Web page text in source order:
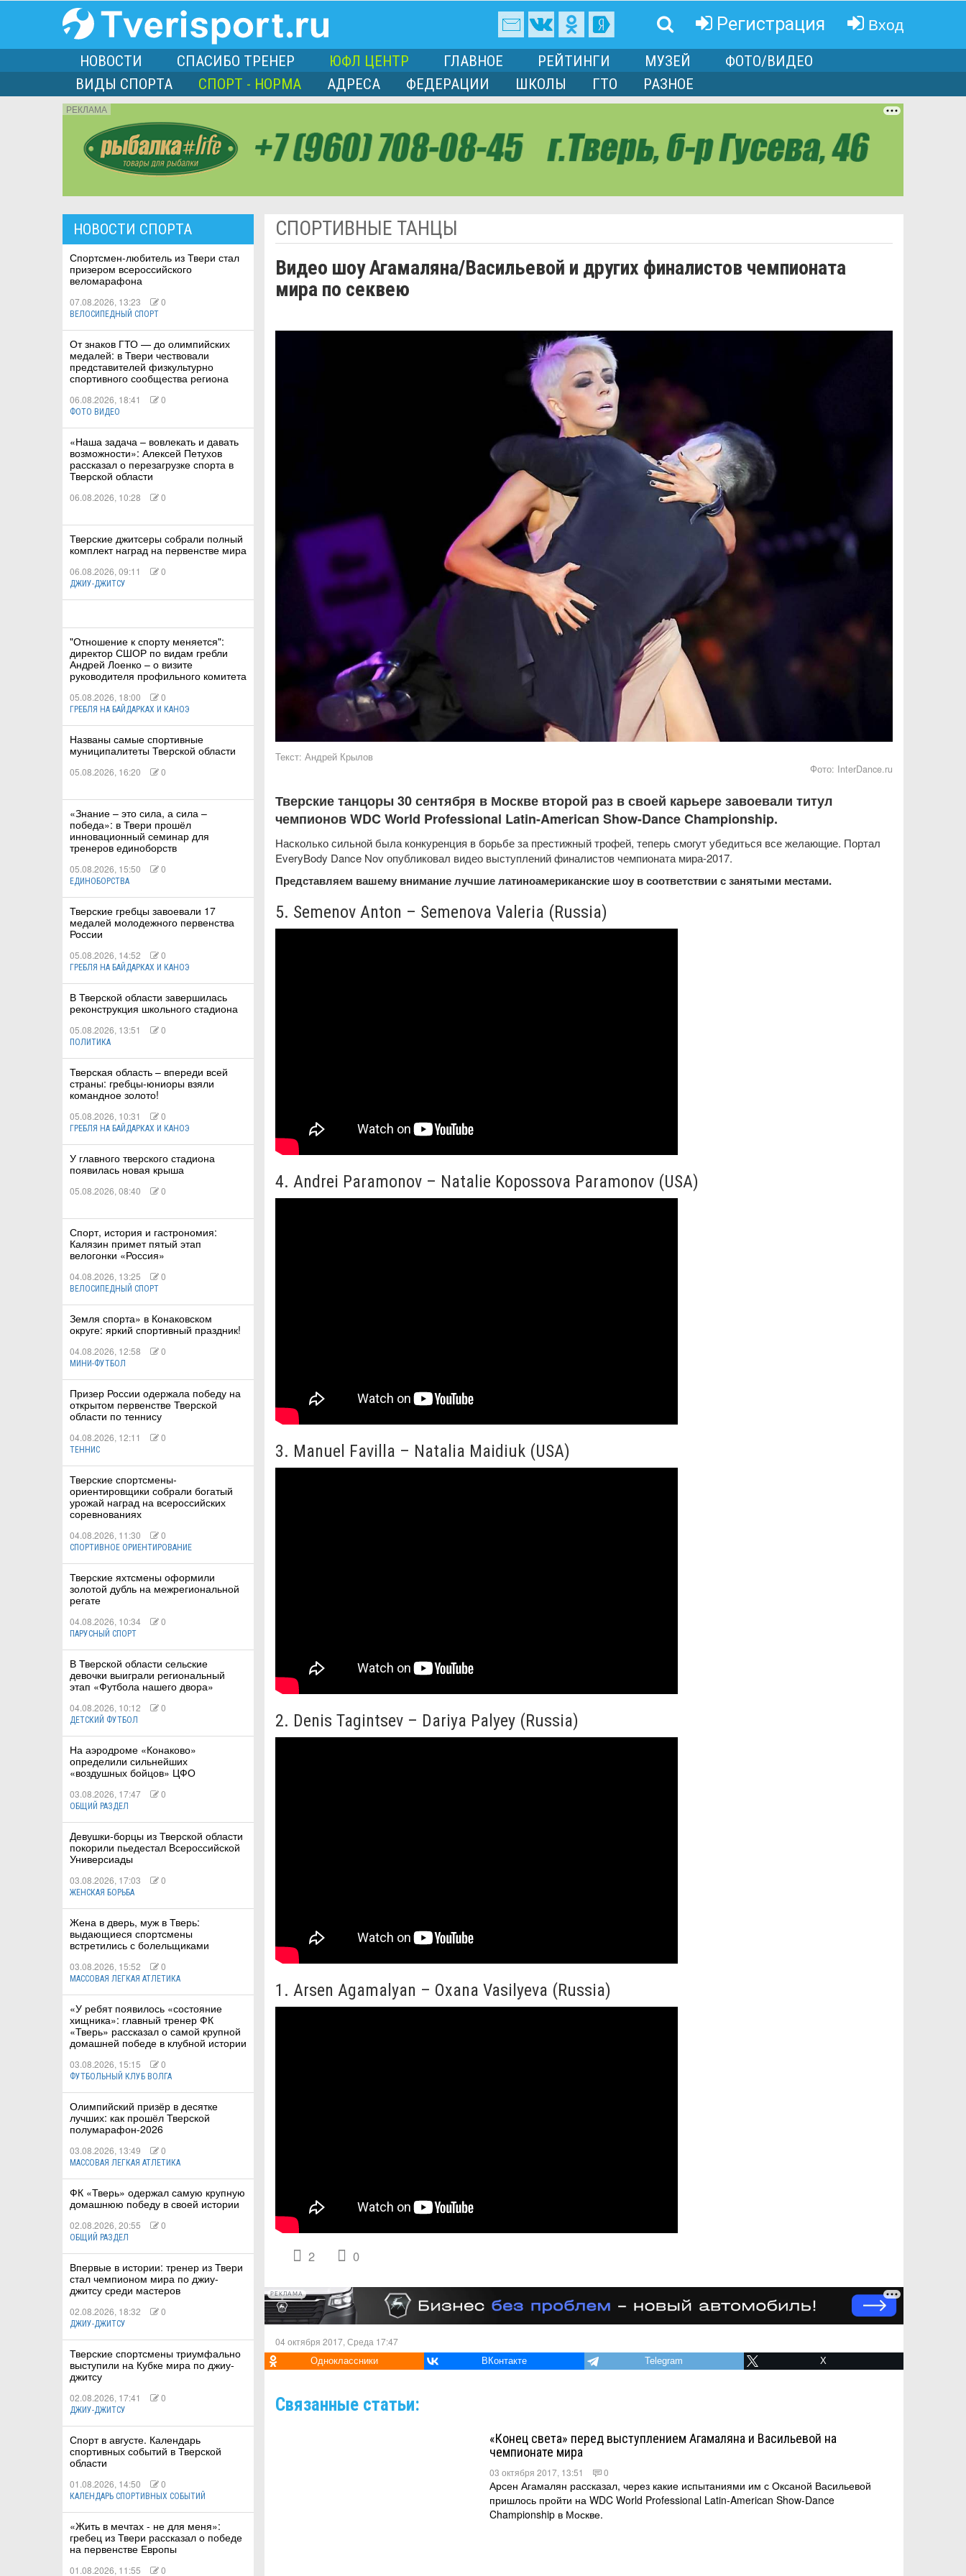
Регистрация Вход
НОВОСТИ СПАСИБО ТРЕНЕР ЮФЛ ЦЕНТР ГЛАВНОЕ РЕЙТИНГИ МУЗЕЙ
ФОТО/ВИДЕО
ВИДЫ СПОРТА
СПОРТ - НОРМА АДРЕСА ФЕДЕРАЦИИ ШКОЛЫ ГТО РАЗНОЕ
РЕКЛАМА
НОВОСТИ СПОРТА
Спортсмен-любитель из Твери стал
призером всероссийского
веломарафона
07.08.2026, 13:23 0
ВЕЛОСИПЕДНЫЙ СПОРТ
От знаков ГТО — до олимпийских
медалей: в Твери чествовали
представителей физкультурно
спортивного сообщества региона
06.08.2026, 18:41 0
ФОТО ВИДЕО
«Наша задача – вовлекать и давать
возможности»: Алексей Петухов
рассказал о перезагрузке спорта в
Тверской области
06.08.2026, 10:28 0
Тверские джитсеры собрали полный
комплект наград на первенстве мира
06.08.2026, 09:11 0
ДЖИУ-ДЖИТСУ
"Отношение к спорту меняется":
директор СШОР по видам гребли
Андрей Лоенко – о визите
руководителя профильного комитета
05.08.2026, 18:00 0
ГРЕБЛЯ НА БАЙДАРКАХ И КАНОЭ
Названы самые спортивные
муниципалитеты Тверской области
05.08.2026, 16:20 0
«Знание – это сила, а сила –
победа»: в Твери прошёл
инновационный семинар для
тренеров единоборств
05.08.2026, 15:50 0
ЕДИНОБОРСТВА
Тверские гребцы завоевали 17
медалей молодежного первенства
России
05.08.2026, 14:52 0
ГРЕБЛЯ НА БАЙДАРКАХ И КАНОЭ
В Тверской области завершилась
реконструкция школьного стадиона
05.08.2026, 13:51 0
ПОЛИТИКА
Тверская область – впереди всей
страны: гребцы-юниоры взяли
командное золото!
05.08.2026, 10:31 0
ГРЕБЛЯ НА БАЙДАРКАХ И КАНОЭ
У главного тверского стадиона
появилась новая крыша
05.08.2026, 08:40 0
Спорт, история и гастрономия:
Калязин примет пятый этап
велогонки «Россия»
04.08.2026, 13:25 0
ВЕЛОСИПЕДНЫЙ СПОРТ
Земля спорта» в Конаковском
округе: яркий спортивный праздник!
04.08.2026, 12:58 0
МИНИ-ФУТБОЛ
Призер России одержала победу на
открытом первенстве Тверской
области по теннису
04.08.2026, 12:11 0
ТЕННИС
Тверские спортсмены-
ориентировщики собрали богатый
урожай наград на всероссийских
соревнованиях
04.08.2026, 11:30 0
СПОРТИВНОЕ ОРИЕНТИРОВАНИЕ
Тверские яхтсмены оформили
золотой дубль на межрегиональной
регате
04.08.2026, 10:34 0
ПАРУСНЫЙ СПОРТ
В Тверской области сельские
девочки выиграли региональный
этап «Футбола нашего двора»
04.08.2026, 10:12 0
ДЕТСКИЙ ФУТБОЛ
На аэродроме «Конаково»
определили сильнейших
«воздушных бойцов» ЦФО
03.08.2026, 17:47 0
ОБЩИЙ РАЗДЕЛ
Девушки-борцы из Тверской области
покорили пьедестал Всероссийской
Универсиады
03.08.2026, 17:03 0
ЖЕНСКАЯ БОРЬБА
Жена в дверь, муж в Тверь:
выдающиеся спортсмены
встретились с болельщиками
03.08.2026, 15:52 0
МАССОВАЯ ЛЕГКАЯ АТЛЕТИКА
«У ребят появилось «состояние
хищника»: главный тренер ФК
«Тверь» рассказал о самой крупной
домашней победе в клубной истории
03.08.2026, 15:15 0
ФУТБОЛЬНЫЙ КЛУБ ВОЛГА
Олимпийский призёр в десятке
лучших: как прошёл Тверской
полумарафон-2026
03.08.2026, 13:49 0
МАССОВАЯ ЛЕГКАЯ АТЛЕТИКА
ФК «Тверь» одержал самую крупную
домашнюю победу в своей истории
02.08.2026, 20:55 0
ОБЩИЙ РАЗДЕЛ
Впервые в истории: тренер из Твери
стал чемпионом мира по джиу-
джитсу среди мастеров
02.08.2026, 18:32 0
ДЖИУ-ДЖИТСУ
Тверские спортсмены триумфально
выступили на Кубке мира по джиу-
джитсу
02.08.2026, 17:41 0
ДЖИУ-ДЖИТСУ
Спорт в августе. Календарь
спортивных событий в Тверской
области
01.08.2026, 14:50 0
КАЛЕНДАРЬ СПОРТИВНЫХ СОБЫТИЙ
«Жить в мечтах - не для меня»:
гребец из Твери рассказал о победе
на первенстве Европы
01.08.2026, 11:55 0
СПОРТИВНЫЕ ТАНЦЫ
Видео шоу Агамаляна/Васильевой и других финалистов чемпионата
мира по секвею
Текст:Андрей Крылов
Фото: InterDance.ru
Тверские танцоры 30 сентября в Москве второй раз в своей карьере завоевали титул
чемпионов WDC World Professional Latin-American Show-Dance Championship.
Насколько сильной была конкуренция в борьбе за престижный трофей, теперь смогут убедиться все желающие. Портал
EveryBody Dance Nov опубликовал видео выступлений финалистов чемпионата мира-2017.
Представляем вашему внимание лучшие латиноамериканские шоу в соответствии с занятыми местами.
5. Semenov Anton – Semenova Valeria (Russia)
4. Andrei Paramonov – Natalie Kopossova Paramonov (USA)
3. Manuel Favilla – Natalia Maidiuk (USA)
2. Denis Tagintsev – Dariya Palyey (Russia)
1. Arsen Agamalyan – Oxana Vasilyeva (Russia)
2 0
РЕКЛАМА
04 октября 2017, Среда 17:47
Одноклассники ВКонтакте Telegram X
Связанные статьи:
«Конец света» перед выступлением Агамаляна и Васильевой на
чемпионате мира
03 октября 2017, 13:51 0
Арсен Агамалян рассказал, через какие испытаниями им с Оксаной Васильевой
пришлось пройти на WDC World Professional Latin-American Show-Dance
Championship в Москве.